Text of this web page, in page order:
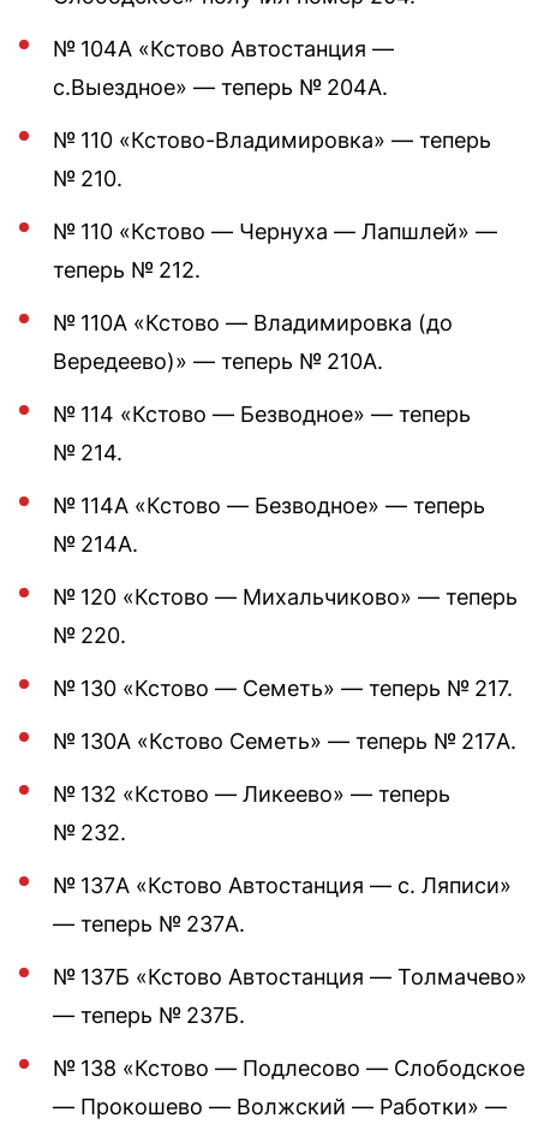
№ 104А «Кстово Автостанция —
с.Выездное» — теперь № 204А.
№ 110 «Кстово-Владимировка» — теперь
№ 210.
№ 110 «Кстово — Чернуха — Лапшлей» —
теперь № 212.
№ 110А «Кстово — Владимировка (до
Вередеево)» — теперь № 210А.
№ 114 «Кстово — Безводное» — теперь
№ 214.
№ 114А «Кстово — Безводное» — теперь
№ 214А.
№ 120 «Кстово — Михальчиково» — теперь
№ 220.
№ 130 «Кстово — Семеть» — теперь № 217.
№ 130А «Кстово Семеть» — теперь № 217А.
№ 132 «Кстово — Ликеево» — теперь
№ 232.
№ 137А «Кстово Автостанция — с. Ляписи»
— теперь № 237А.
№ 137Б «Кстово Автостанция — Толмачево»
— теперь № 237Б.
№ 138 «Кстово — Подлесово — Слободское
— Прокошево — Волжский — Работки» —